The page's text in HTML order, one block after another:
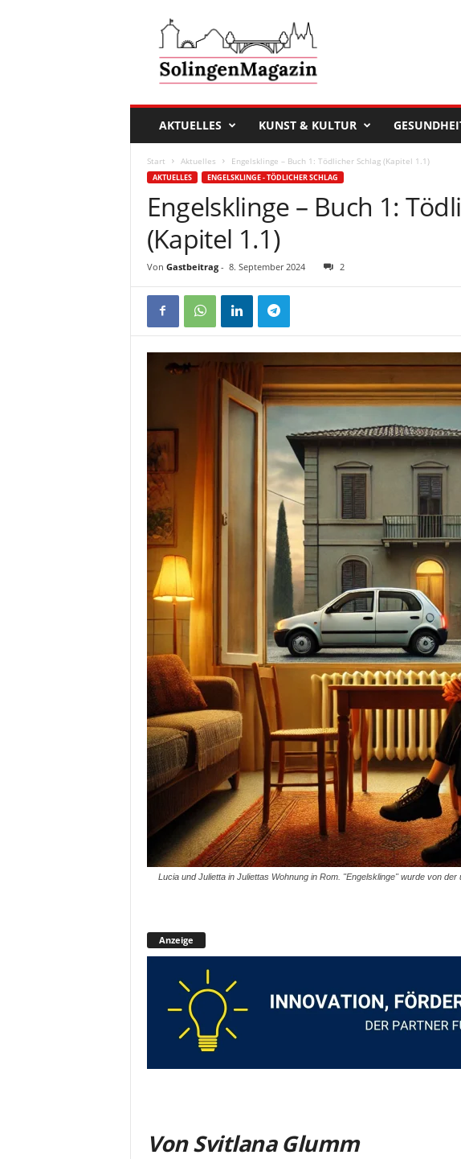
i
AKTUELLES KUNST & KULTUR
Start Aktuelles Engelsklinge – Buch 1: Tödlicher Schlag (Kapitel 1.1)
AKTUELLES ENGELSKLINGE - TÖDLICHER SCHLAG
Engelsklinge – Buch 1:
(Kapitel 1.1)
Von Gastbeitrag- 8. September 2024 2
Lucia und Julietta in Juliettas Wohnung in Rom. "Engelsklinge" wurde von
Anzeige
Von Svitlana Glumm